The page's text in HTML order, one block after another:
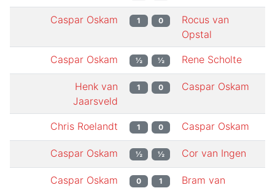
Caspar Oskam 1 0
Rocus van
Opstal
Caspar Oskam ½ ½ Rene Scholte
Henk van
Jaarsveld
1 0 Caspar Oskam
Chris Roelandt 1 0 Caspar Oskam
Caspar Oskam ½ ½ Cor van Ingen
Caspar Oskam 0 1
Bram van